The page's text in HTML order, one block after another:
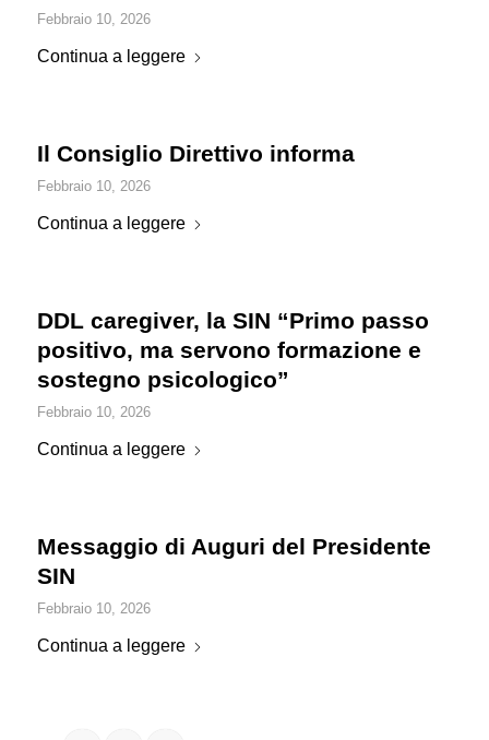
Febbraio 10, 2026
Continua a leggere
Il Consiglio Direttivo informa
Febbraio 10, 2026
Continua a leggere
DDL caregiver, la SIN “Primo passo
positivo, ma servono formazione e
sostegno psicologico”
Febbraio 10, 2026
Continua a leggere
Messaggio di Auguri del Presidente
SIN
Febbraio 10, 2026
Continua a leggere